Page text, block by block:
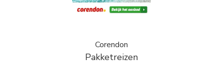
Corendon
Pakketreizen